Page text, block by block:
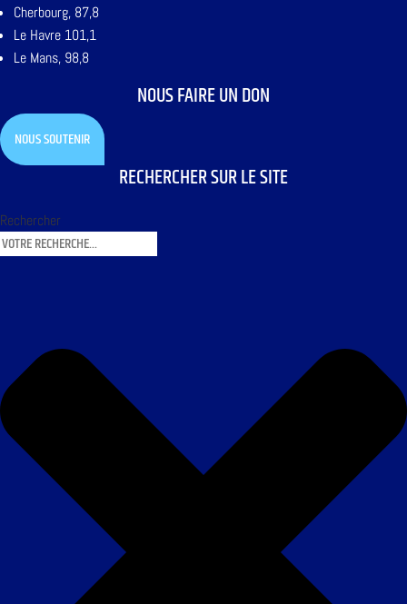
Cherbourg, 87,8
Le Havre 101,1
Le Mans, 98,8
NOUS FAIRE UN DON
NOUS SOUTENIR
RECHERCHER SUR LE SITE
Rechercher